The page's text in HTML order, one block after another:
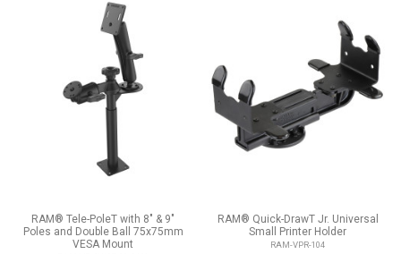
RAM® Tele-PoleT with 8" & 9"
Poles and Double Ball 75x75mm
VESA Mount
RAM® Quick-DrawT Jr. Universal
Small Printer Holder
RAM-VPR-104